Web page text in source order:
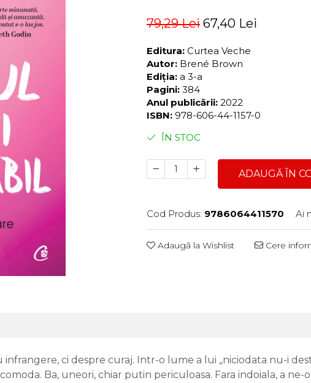
79,29 Lei 67,40 Lei
Editura: Curtea Veche
Autor: Brené Brown
Ediția: a 3-a
Pagini: 384
Anul publicării: 2022
ISBN: 978-606-44-1157-0
ÎN STOC
ADAUGĂ ÎN
Cod Produs: 9786064411570 Ai
Adaugă la Wishlist Cere
ci despre curaj. Intr-o lume a lui „niciodata nu-i
Ba, uneori, chiar putin periculoasa. Fara indoiala, a